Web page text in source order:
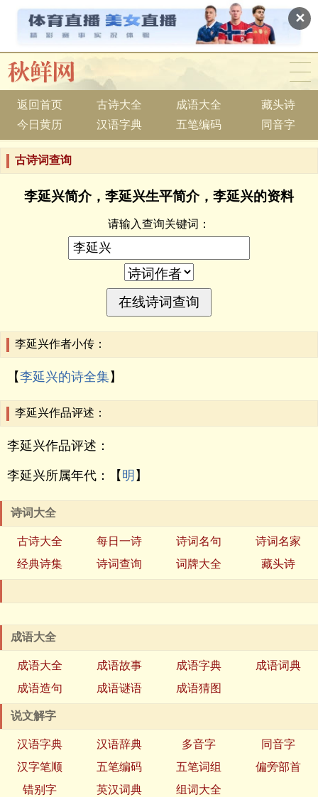
✕
返回首页 古诗大全 成语大全
藏头诗
今日黄历
汉语字典 五笔编码 同音字
古诗词查询
李延兴简介，李延兴生平简介，李延兴的资料
请输入查询关键词：
李延兴作者小传：
【李延兴的诗全集】
李延兴作品评述：
李延兴作品评述：
李延兴所属年代：【 明 】
诗词大全
古诗大全 每日一诗 诗词名句
诗词名家
经典诗集
诗词查询 词牌大全 藏头诗
成语大全
成语大全 成语故事 成语字典
成语词典
成语造句
成语谜语 成语猜图
说文解字
汉语字典 汉语辞典 多音字
同音字
汉字笔顺
五笔编码 五笔词组
偏旁部首
错别字
英汉词典 组词大全